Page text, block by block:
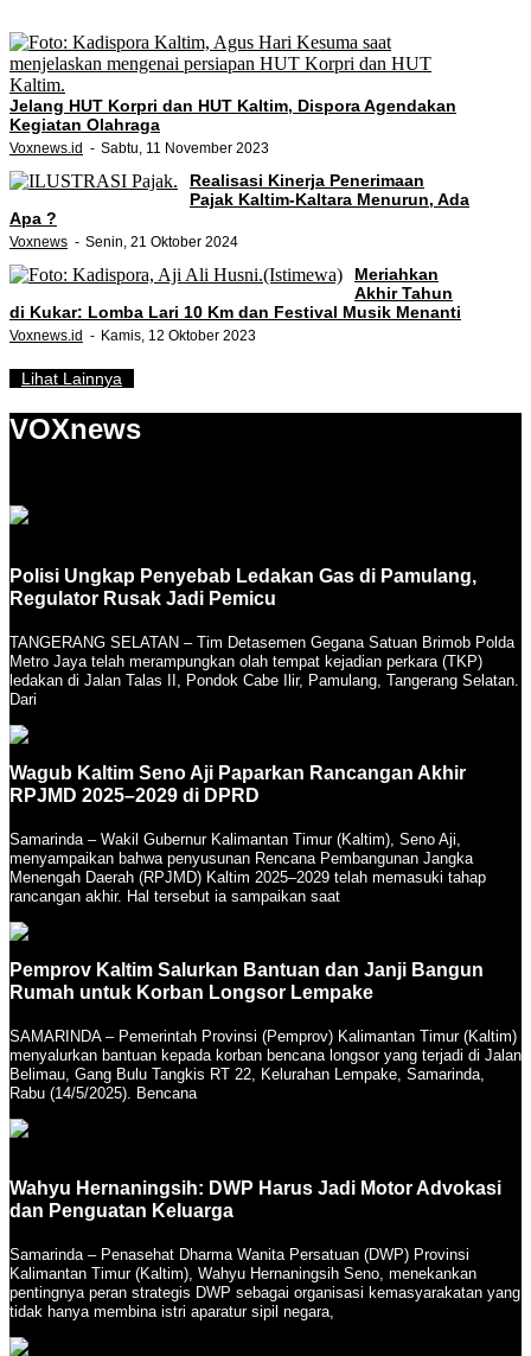
Jelang HUT Korpri dan HUT Kaltim, Dispora Agendakan
Kegiatan Olahraga
Voxnews.id Sabtu, 11 November 2023
Realisasi Kinerja Penerimaan
Pajak Kaltim-Kaltara Menurun, Ada
Apa ?
Voxnews Senin, 21 Oktober 2024
Meriahkan
Akhir Tahun
di Kukar: Lomba Lari 10 Km dan Festival Musik Menanti
Voxnews.id Kamis, 12 Oktober 2023
Lihat Lainnya
VOXnews
Polisi Ungkap Penyebab Ledakan Gas di Pamulang,
Regulator Rusak Jadi Pemicu
TANGERANG SELATAN – Tim Detasemen Gegana Satuan Brimob Polda
Metro Jaya telah merampungkan olah tempat kejadian perkara (TKP)
ledakan di Jalan Talas II, Pondok Cabe Ilir, Pamulang, Tangerang Selatan.
Dari
Wagub Kaltim Seno Aji Paparkan Rancangan Akhir
RPJMD 2025–2029 di DPRD
Samarinda – Wakil Gubernur Kalimantan Timur (Kaltim), Seno Aji,
menyampaikan bahwa penyusunan Rencana Pembangunan Jangka
Menengah Daerah (RPJMD) Kaltim 2025–2029 telah memasuki tahap
rancangan akhir. Hal tersebut ia sampaikan saat
Pemprov Kaltim Salurkan Bantuan dan Janji Bangun
Rumah untuk Korban Longsor Lempake
SAMARINDA – Pemerintah Provinsi (Pemprov) Kalimantan Timur (Kaltim)
menyalurkan bantuan kepada korban bencana longsor yang terjadi di Jalan
Belimau, Gang Bulu Tangkis RT 22, Kelurahan Lempake, Samarinda,
Rabu (14/5/2025). Bencana
Wahyu Hernaningsih: DWP Harus Jadi Motor Advokasi
dan Penguatan Keluarga
Samarinda – Penasehat Dharma Wanita Persatuan (DWP) Provinsi
Kalimantan Timur (Kaltim), Wahyu Hernaningsih Seno, menekankan
pentingnya peran strategis DWP sebagai organisasi kemasyarakatan yang
tidak hanya membina istri aparatur sipil negara,